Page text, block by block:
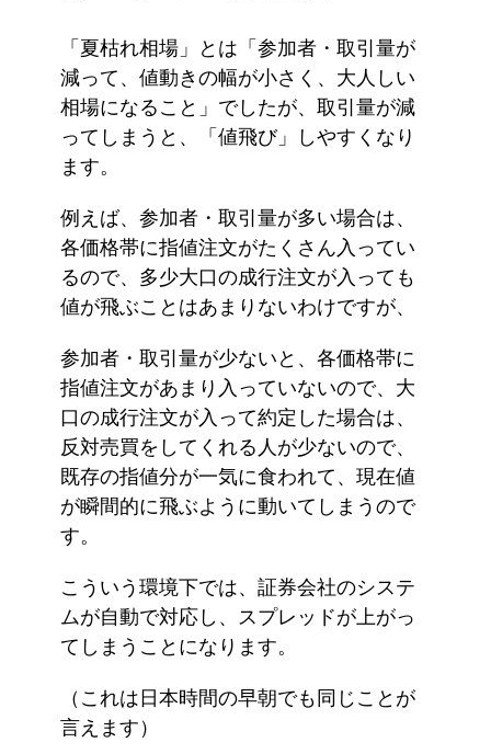
「夏枯れ相場」とは「参加者・取引量が
減って、値動きの幅が小さく、大人しい
相場になること」でしたが、取引量が減
ってしまうと、「値飛び」しやすくなり
ます。
例えば、参加者・取引量が多い場合は、
各価格帯に指値注文がたくさん入ってい
るので、多少大口の成行注文が入っても
値が飛ぶことはあまりないわけですが、
参加者・取引量が少ないと、各価格帯に
指値注文があまり入っていないので、大
口の成行注文が入って約定した場合は、
反対売買をしてくれる人が少ないので、
既存の指値分が一気に食われて、現在値
が瞬間的に飛ぶように動いてしまうので
す。
こういう環境下では、証券会社のシステ
ムが自動で対応し、スプレッドが上がっ
てしまうことになります。
（これは日本時間の早朝でも同じことが
言えます）